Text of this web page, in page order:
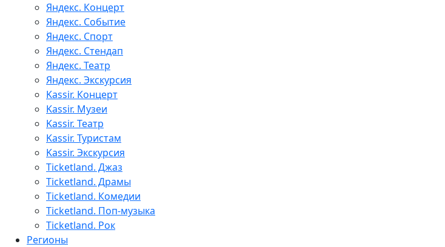
Яндекс. Концерт
Яндекс. Событие
Яндекс. Спорт
Яндекс. Стендап
Яндекс. Театр
Яндекс. Экскурсия
Kassir. Концерт
Kassir. Музеи
Kassir. Театр
Kassir. Туристам
Kassir. Экскурсия
Ticketland. Джаз
Ticketland. Драмы
Ticketland. Комедии
Ticketland. Поп-музыка
Ticketland. Рок
Регионы